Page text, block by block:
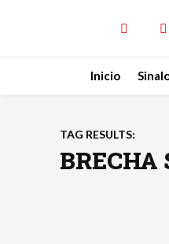
Inicio
TAG RESULTS: